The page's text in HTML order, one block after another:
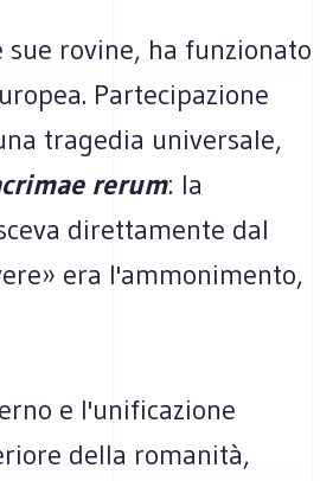
rovine, ha funzionato
Partecipazione
tragedia universale,
rerum: la
direttamente dal
era l'ammonimento,
e l'unificazione
della romanità,